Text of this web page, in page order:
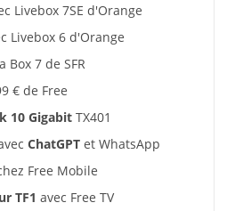
Livebox 7SE d'Orange
Livebox 6 d'Orange
Box 7 de SFR
€ de Free
10 GigabitTX401
ChatGPTet WhatsApp
Free Mobile
TF1 avec Free TV